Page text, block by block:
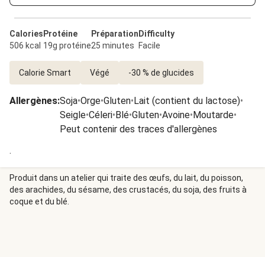
Calories
506 kcal
Protéine
19g protéine
Préparation
25 minutes
Difficulty
Facile
Calorie Smart Végé -30 % de glucides
Allergènes:Soja•Orge•Gluten•Lait (contient du lactose)•
Seigle•Céleri•Blé•Gluten•Avoine•Moutarde•
Peut contenir des traces d'allergènes
.
Produit dans un atelier qui traite des œufs, du lait, du poisson,
des arachides, du sésame, des crustacés, du soja, des fruits à
coque et du blé.